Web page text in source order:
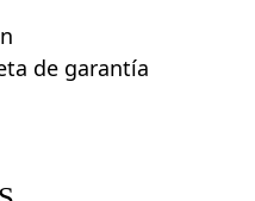
de garantía